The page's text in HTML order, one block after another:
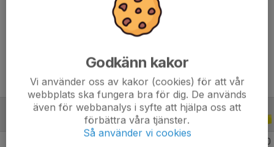
Mittfältare
ALLA ÅR
0
Godkänn kakor
Vi använder oss av kakor (cookies) för att vår
webbplats ska fungera bra för dig. De används
även för webbanalys i syfte att hjälpa oss att
förbättra våra tjänster.
Så använder vi cookies